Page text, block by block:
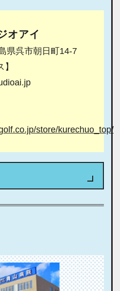
オアイ
県呉市朝日町14-7
store/kurechuo_top/